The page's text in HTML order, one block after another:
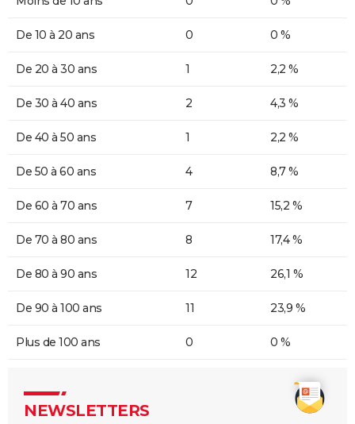
De 10 à 20 ans 0 0 %
De 20 à 30 ans 1 2,2 %
De 30 à 40 ans 2 4,3 %
De 40 à 50 ans 1 2,2 %
De 50 à 60 ans 4 8,7 %
De 60 à 70 ans 7 15,2 %
De 70 à 80 ans 8 17,4 %
De 80 à 90 ans 12 26,1 %
De 90 à 100 ans 11 23,9 %
Plus de 100 ans 0 0 %
NEWSLETTERS